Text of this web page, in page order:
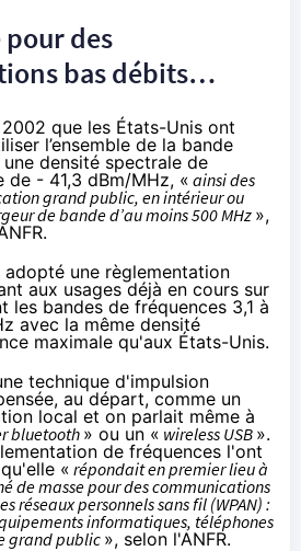
des
bas débits…
que les États-Unis ont
l’ensemble de la bande
une densité spectrale de
de - 41,3 dBm/MHz, «ainsi des
grand public, en intérieur ou
de bande d’au moins 500 MHz »,
.
adopté une règlementation
aux usages déjà en cours sur
les bandes de fréquences 3,1 à
avec la même densité
maximale qu'aux États-Unis.
technique d'impulsion
au départ, comme un
local et on parlait même à
bluetooth » ou un « wireless USB ».
de fréquences l'ont
« répondait en premier lieu à
de masse pour des communications
réseaux personnels sans fil (WPAN) :
informatiques, téléphones
grand public », selon l'ANFR.